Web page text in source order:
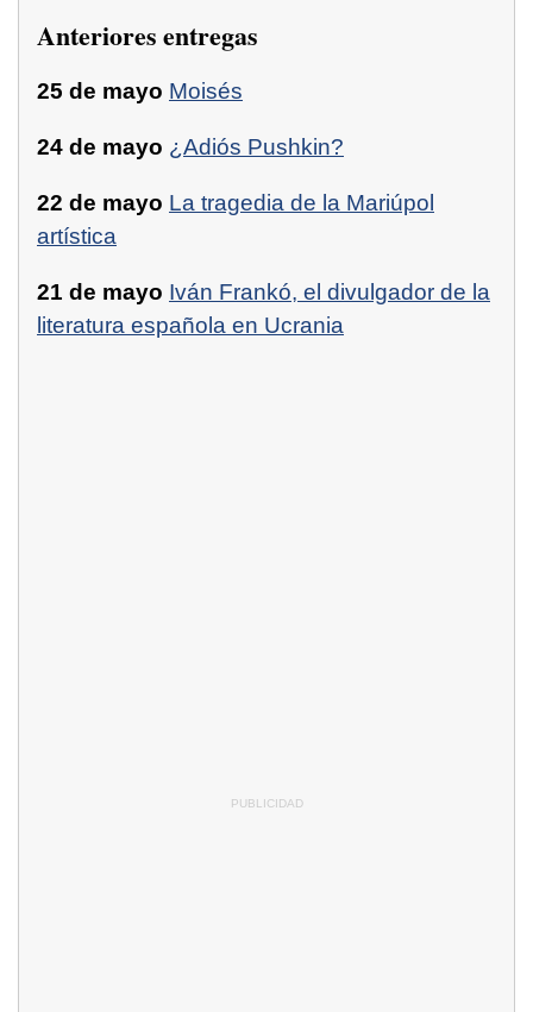
Anteriores entregas
25 de mayo Moisés
24 de mayo ¿Adiós Pushkin?
22 de mayo La tragedia de la Mariúpol
artística
21 de mayo Iván Frankó, el divulgador de la
literatura española en Ucrania